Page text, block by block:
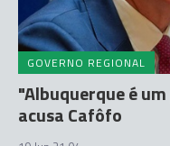
GOVERNO REGIONAL
"Albuquerque é
acusa Cafôfo